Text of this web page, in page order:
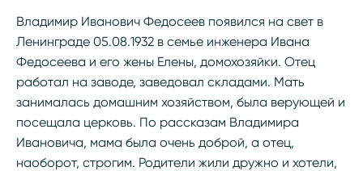
Владимир Иванович Федосеев появился на свет в
Ленинграде 05.08.1932 в семье инженера Ивана
Федосеева и его жены Елены, домохозяйки. Отец
работал на заводе, заведовал складами. Мать
занималась домашним хозяйством, была верующей и
посещала церковь. По рассказам Владимира
Ивановича, мама была очень доброй, а отец,
наоборот, строгим. Родители жили дружно и хотели,